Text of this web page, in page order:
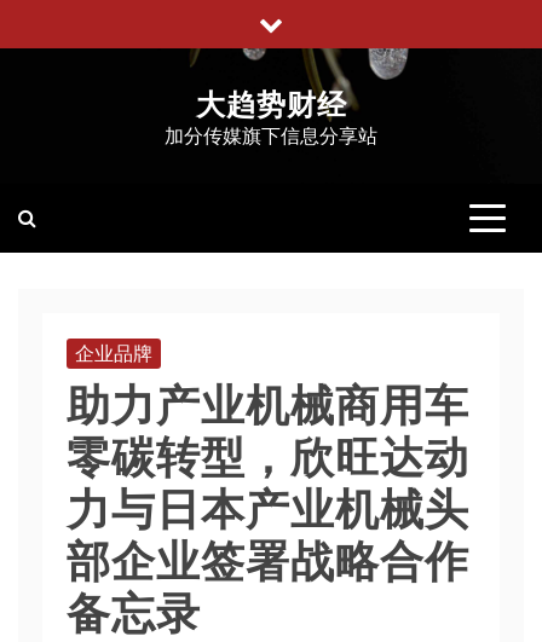
至
大趋势财经
加分传媒旗下信息分享站
企业品牌
助力产业机械商用车
零碳转型，欣旺达动
力与日本产业机械头
部企业签署战略合作
备忘录